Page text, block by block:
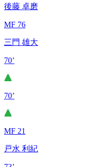
後藤 卓磨
MF 76
三門 雄大
70’
70’
MF 21
戸水 利紀